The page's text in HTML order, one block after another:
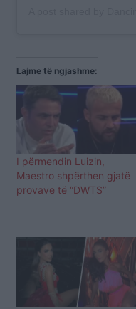
Lajme të ngjashme:
I përmendin Luizin,
Maestro shpërthen gjatë
provave të “DWTS”